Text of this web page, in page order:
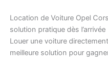
Location de Voiture Opel
solution pratique dès l’arrivée
Louer une voiture
meilleure solution pour